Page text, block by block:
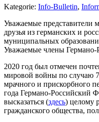
Kategorie: Info-Bulletin,
Уважаемые представители
друзья из германских и
муниципальных
Уважаемые члены Германо-
2020 год был отмечен
мировой войны по случаю
мрачного и прискорбного
года Германо-Российский
высказаться (здесь) целому
гражданского общества,